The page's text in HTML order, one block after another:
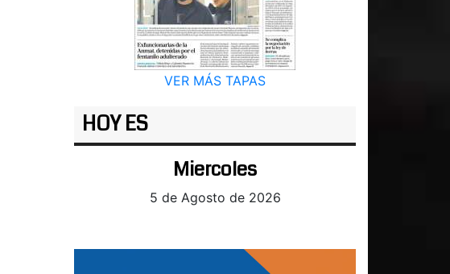
VER MÁS TAPAS
HOY ES
Miercoles
5 de Agosto de 2026